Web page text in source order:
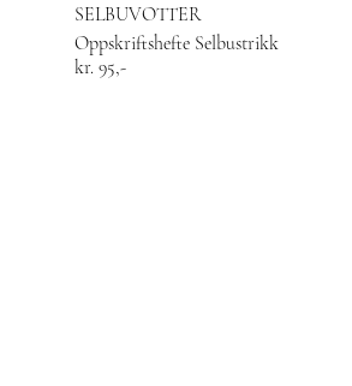
SELBUVOTTER
Oppskriftshefte Selbustrikk
kr. 95,-